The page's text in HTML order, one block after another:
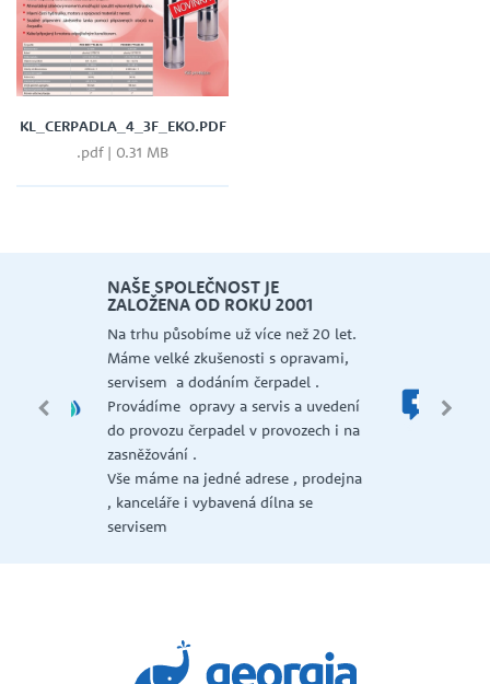
KL_CERPADLA_4_3F_EKO.PDF
.pdf | 0.31 MB
PRECIZNÍ PORADENSTVÍ
Náš zkušený tým vám ochotně
poradí s výběrem produktu.